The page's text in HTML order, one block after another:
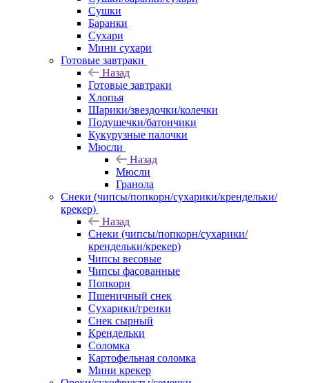
Сушки
Баранки
Сухари
Мини сухари
Готовые завтраки
Назад
Готовые завтраки
Хлопья
Шарики/звездочки/колечки
Подушечки/батончики
Кукурузные палочки
Мюсли
Назад
Мюсли
Гранола
Снеки (чипсы/попкорн/сухарики/крендельки/
крекер)
Назад
Снеки (чипсы/попкорн/сухарики/
крендельки/крекер)
Чипсы весовые
Чипсы фасованные
Попкорн
Пшеничный снек
Сухарики/гренки
Снек сырный
Крендельки
Соломка
Картофельная соломка
Мини крекер